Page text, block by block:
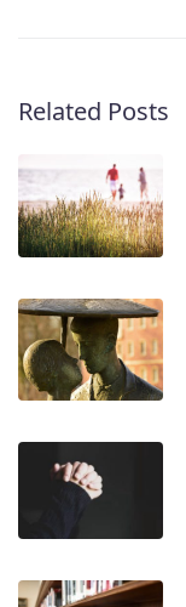
Related Posts